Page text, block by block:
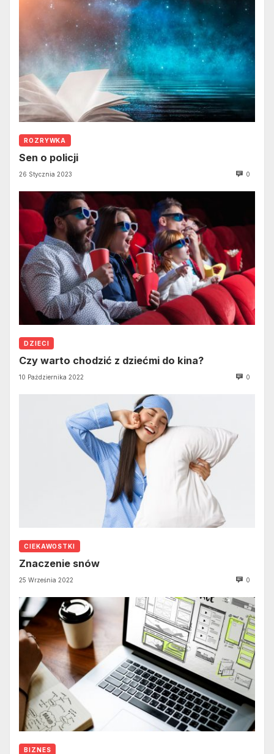
ROZRYWKA
Sen o policji
26 Stycznia 2023 0
DZIECI
Czy warto chodzić z dziećmi do kina?
10 Października 2022 0
CIEKAWOSTKI
Znaczenie snów
25 Września 2022 0
BIZNES